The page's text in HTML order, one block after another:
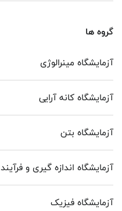
گروه ها
آزمایشگاه مینرالوژی
آزمایشگاه کانه آرایی
آزمایشگاه بتن
آزمایشگاه اندازه گیری و فرآیند
آزمایشگاه فیزیک